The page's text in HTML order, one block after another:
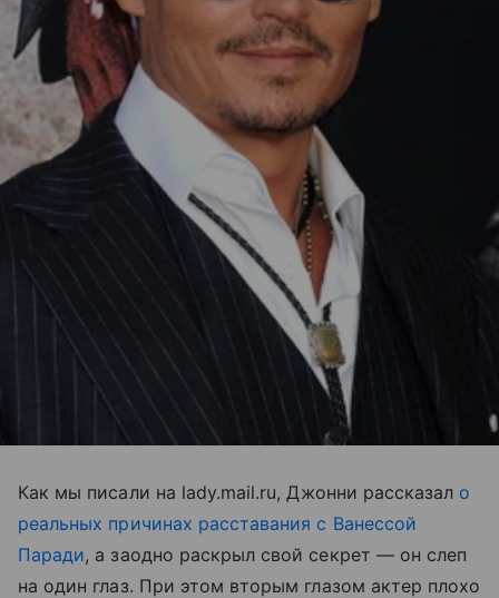
Как мы писали на lady.mail.ru, Джонни рассказал о
реальных причинах расставания с Ванессой
Паради, а заодно раскрыл свой секрет — он слеп
на один глаз. При этом вторым глазом актер плохо